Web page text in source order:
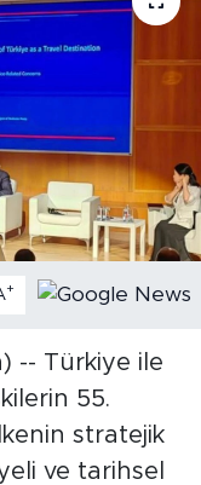
+
-- Türkiye ile
55.
stratejik
ve tarihsel